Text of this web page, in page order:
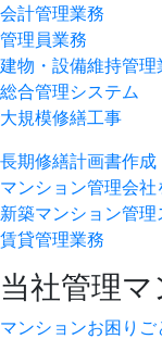
会計管理業務
管理員業務
建物・設備維持管理
総合管理システム
大規模修繕工事
長期修繕計画書作成
マンション管理会
新築マンション管
賃貸管理業務
当社管理
マンションお困りご